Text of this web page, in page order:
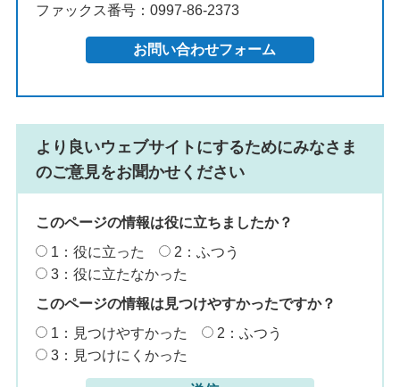
ファックス番号：0997-86-2373
より良いウェブサイトにするためにみなさま
のご意見をお聞かせください
このページの情報は役に立ちましたか？
1：役に立った
2：ふつう
3：役に立たなかった
このページの情報は見つけやすかったですか？
1：見つけやすかった
2：ふつう
3：見つけにくかった